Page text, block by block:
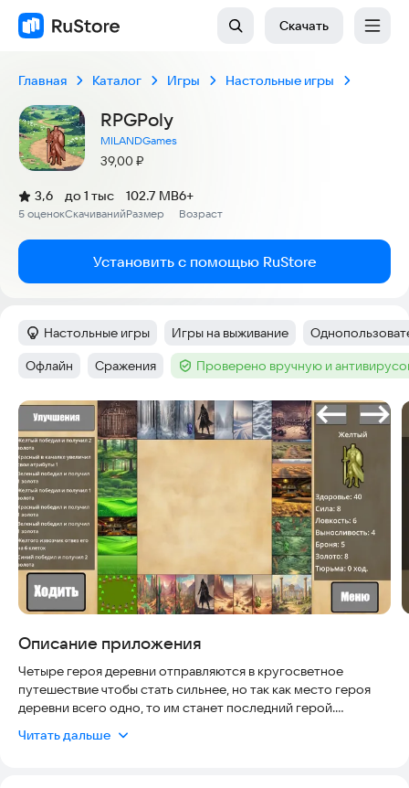
Скачать
Главная Каталог Игры Настольные игры
RPGPoly
MILANDGames
Цена:
39,00₽
Рейтинг:
3,6
(
5 оценок
)
Скачиваний
до 1 тыс
Размер
102.7 MB
Возраст
6+
Установить с помощью RuStore
Категория:
Настольные игры Тег:
Игры на выживание Тег:
Тег:
Офлайн Тег:
Сражения Тег :Проверено вручную и
Скриншоты
Описание приложения
Четыре героя деревни отправляются в кругосветное
путешествие чтобы стать сильнее, но так как место героя
деревни всего одно, то им станет последний герой.
Бросайте кубик, сражайтесь с монстрами, улучшайте свои
Читать дальше